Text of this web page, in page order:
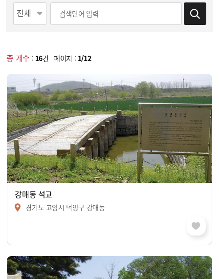
총 개수 : 16건 페이지 : 1/12
강매동 석교
경기도 고양시 덕양구 강매동